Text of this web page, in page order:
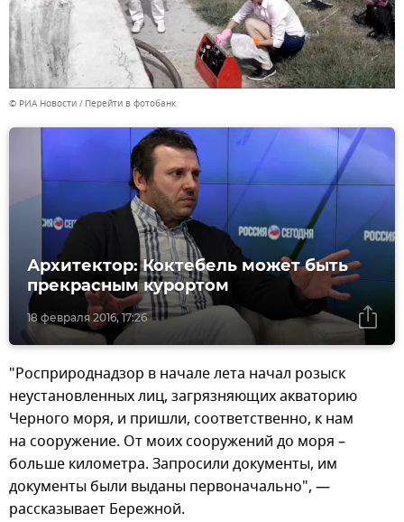
© РИА Новости Перейти в фотобанк
18 февраля 2016, 17:26
Архитектор: Коктебель может быть
прекрасным курортом
"Росприроднадзор в начале лета начал розыск
неустановленных лиц, загрязняющих акваторию
Черного моря, и пришли, соответственно, к нам
на сооружение. От моих сооружений до моря –
больше километра. Запросили документы, им
документы были выданы первоначально", —
рассказывает Бережной.